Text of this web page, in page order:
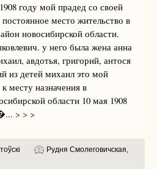
году мой прадед со своей
место жительство в
новосибирской области.
у него была жена анна
авдотья, григорий, антося
из детей михаил это мой
месту назначения в
области 10 мая 1908
> > >
Рудня Смолеговичская,